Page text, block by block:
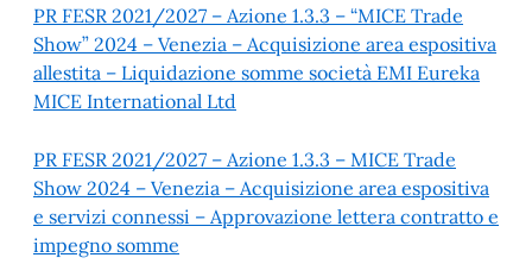
PR FESR 2021/2027 – Azione 1.3.3 – “MICE Trade
Show” 2024 – Venezia – Acquisizione area espositiva
allestita – Liquidazione somme società EMI Eureka
MICE International Ltd
PR FESR 2021/2027 – Azione 1.3.3 – MICE Trade
Show 2024 – Venezia – Acquisizione area espositiva
e servizi connessi – Approvazione lettera contratto e
impegno somme